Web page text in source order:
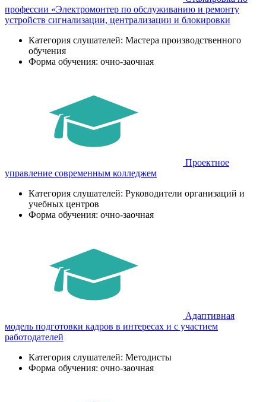
профессии «Электромонтер по обслуживанию и ремонту
устройств сигнализации, централизации и блокировки
Категория слушателей: Мастера производственного
обучения
Форма обучения: очно-заочная
Проектное
управление современным колледжем
Категория слушателей: Руководители организаций и
учебных центров
Форма обучения: очно-заочная
Адаптивная
модель подготовки кадров в интересах и с участием
работодателей
Категория слушателей: Методисты
Форма обучения: очно-заочная